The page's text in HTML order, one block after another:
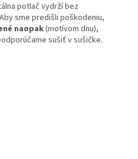
potlač vydrží bez
sme predišli poškodeniu,
naopak(motívom dnu),
sušiť v sušičke.